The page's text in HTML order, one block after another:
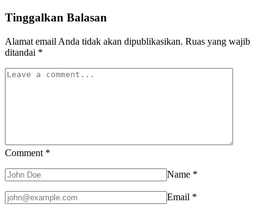
Tinggalkan Balasan
Alamat email Anda tidak akan dipublikasikan. Ruas yang wajib
ditandai *
Comment *
Name *
Email *